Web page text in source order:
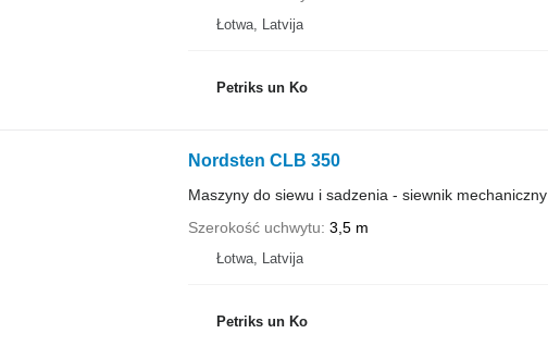
Łotwa, Latvija
Petriks un Ko
Nordsten CLB 350
Maszyny do siewu i sadzenia - siewnik mechaniczny
Szerokość uchwytu 3,5 m
Łotwa, Latvija
Petriks un Ko